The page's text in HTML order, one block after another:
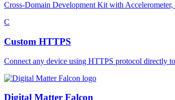
Cross-Domain Development Kit with
C
Custom HTTPS
Connect any device using HTTPS protocol directly
Digital Matter Falcon